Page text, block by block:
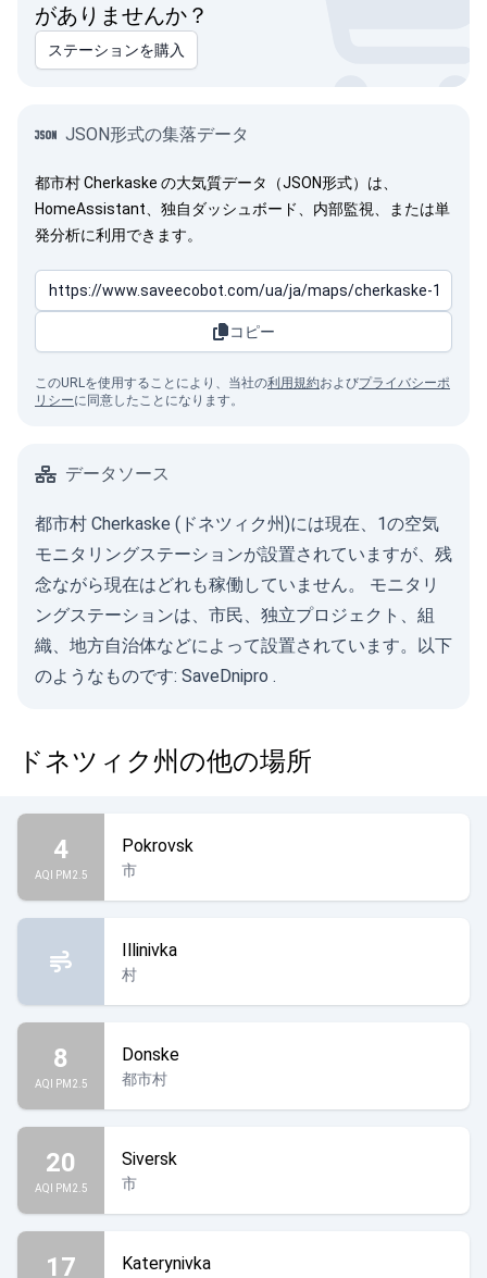
がありませんか？
ステーションを購入
JSON形式の集落データ
都市村 Cherkaske の大気質データ（JSON形式）は、
HomeAssistant、独自ダッシュボード、内部監視、または単
発分析に利用できます。
コピー
このURLを使用することにより、当社の利用規約およびプライバシーポ
リシーに同意したことになります。
データソース
都市村 Cherkaske (ドネツィク州)には現在、1の空気
モニタリングステーションが設置されていますが、残
念ながら現在はどれも稼働していません。 モニタリ
ングステーションは、市民、独立プロジェクト、組
織、地方自治体などによって設置されています。以下
のようなものです: SaveDnipro .
ドネツィク州の他の場所
4
AQI PM2.5
Pokrovsk
市
Illinivka
村
8
AQI PM2.5
Donske
都市村
20
AQI PM2.5
Siversk
市
17 Katerynivka